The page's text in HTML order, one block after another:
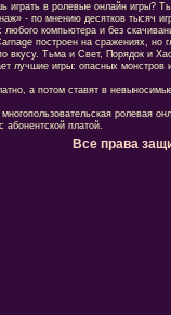
играть в ролевые онлайн игры?
- по мнению десятков тысяч
компьютера и без
построен на сражениях, но
вкусу. Тьма и Свет, Порядок и
лучшие игры: опасных монстров
а потом ставят в
ролевая
абонентской платой.
Все права